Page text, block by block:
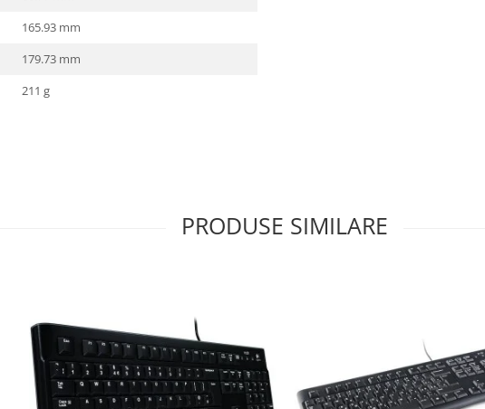
165.93 mm
179.73 mm
211 g
PRODUSE SIMILARE